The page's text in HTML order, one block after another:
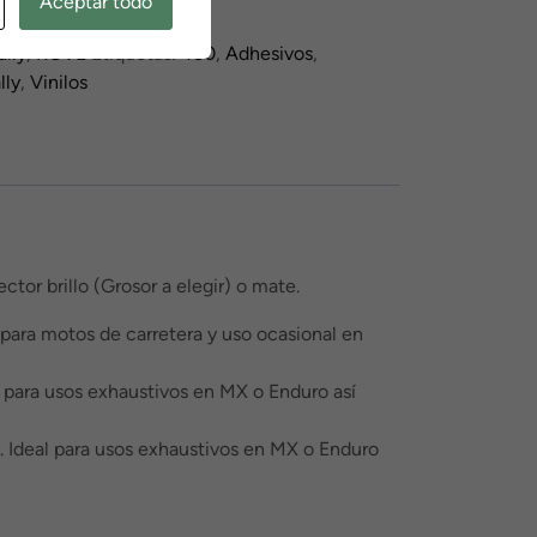
,KOVE Etiquetas:450,Adhesivos,
,Vinilos
brillo (Grosor a elegir) o mate.
motos de carretera y uso ocasional en
usos exhaustivos en MX o Enduro así
para usos exhaustivos en MX o Enduro